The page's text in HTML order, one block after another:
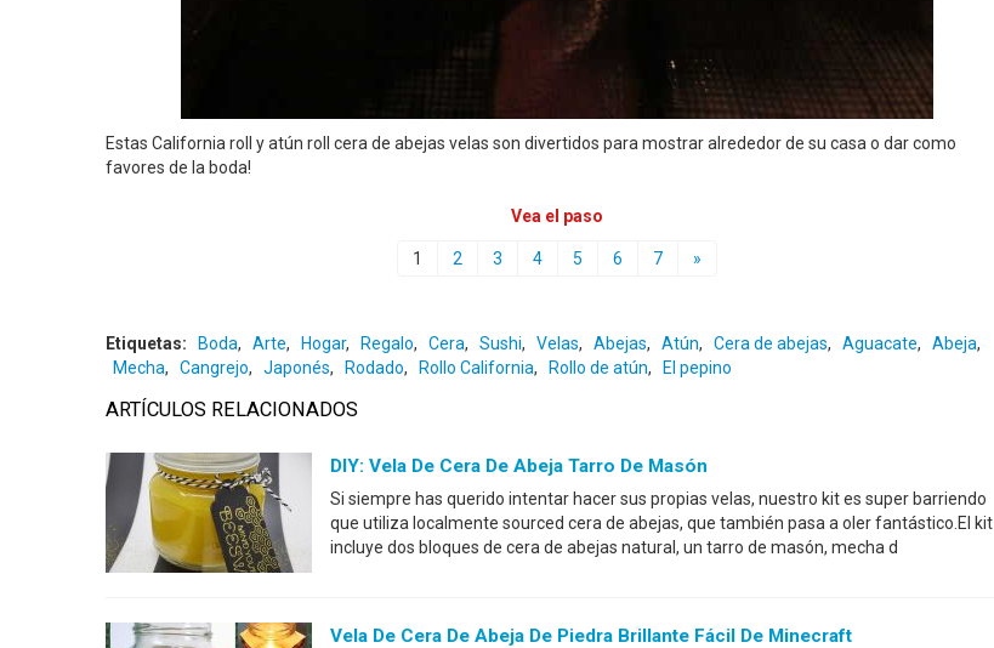
Estas California roll y atún roll cera de abejas velas son divertidos para mostrar alrededor de su casa o dar como
favores de la boda!
Vea el paso
1 2 3 4 5 6 7 »
Etiquetas: Boda, Arte, Hogar, Regalo, Cera, Sushi, Velas, Abejas, Atún, Cera de abejas, Aguacate, Abeja,
Mecha, Cangrejo, Japonés, Rodado, Rollo California, Rollo de atún, El pepino
ARTÍCULOS RELACIONADOS
DIY: Vela De Cera De Abeja Tarro De Masón
Si siempre has querido intentar hacer sus propias velas, nuestro kit es super barriendo
que utiliza localmente sourced cera de abejas, que también pasa a oler fantástico.El kit
incluye dos bloques de cera de abejas natural, un tarro de masón, mecha d
Vela De Cera De Abeja De Piedra Brillante Fácil De Minecraft